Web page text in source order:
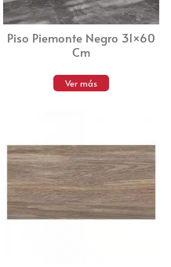
Piso Piemonte Negro 31×60
Cm
Ver más